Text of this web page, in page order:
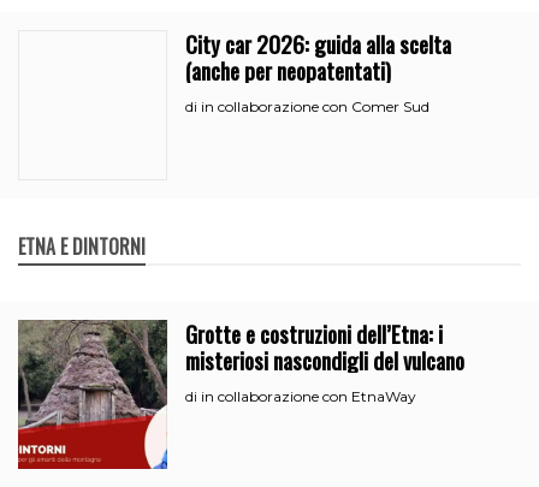
City car 2026: guida alla scelta
(anche per neopatentati)
di in collaborazione con Comer Sud
ETNA E DINTORNI
Grotte e costruzioni dell’Etna: i
misteriosi nascondigli del vulcano
di in collaborazione con EtnaWay